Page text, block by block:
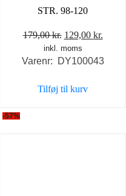
STR. 98-120
179,00kr. Den
oprindelige
pris
179,00 kr..
129,00 kr.
pris
inkl. moms
Varenr: DY100043
Tilføj til kurv
-57%